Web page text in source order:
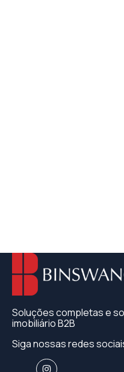
Soluções completas e
imobiliário B2B
Siga nossas redes